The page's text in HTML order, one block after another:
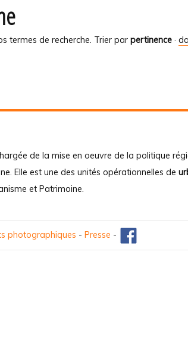
termes de recherche. Trier par pertinence ·
de la mise en oeuvre de la politique
Elle est une des unités opérationnelles de
et Patrimoine.
photographiques - Presse -